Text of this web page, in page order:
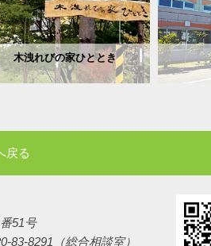
木洩れびの家ひととき
戻る
51号
83-8291（総合相談室）